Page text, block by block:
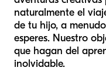
naturalmente el
de tu hijo, a
esperes. Nuestro
que hagan del
inolvidable.